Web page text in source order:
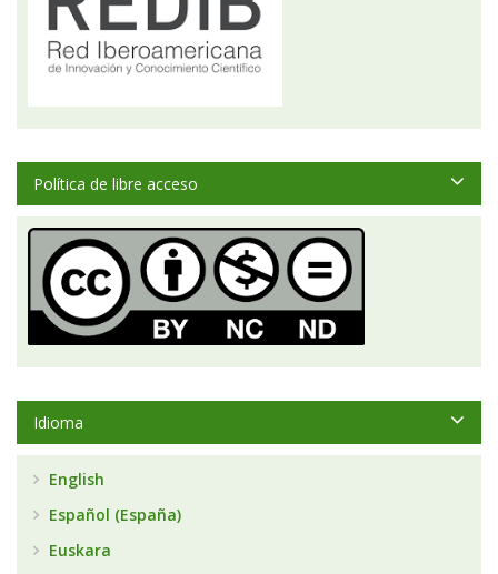
Política de libre acceso
Idioma
English
Español (España)
Euskara